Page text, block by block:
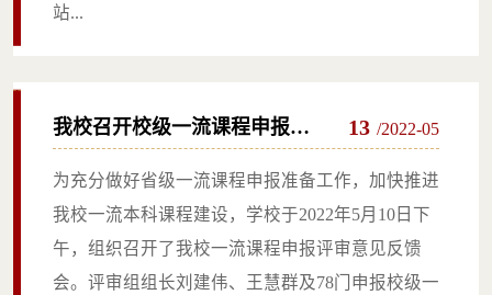
站...
我校召开校级一流课程申报评
13 /2022-05
为充分做好省级一流课程申报准备工作，加快推进
我校一流本科课程建设，学校于2022年5月10日下
午，组织召开了我校一流课程申报评审意见反馈
会。评审组组长刘建伟、王慧群及78门申报校级一